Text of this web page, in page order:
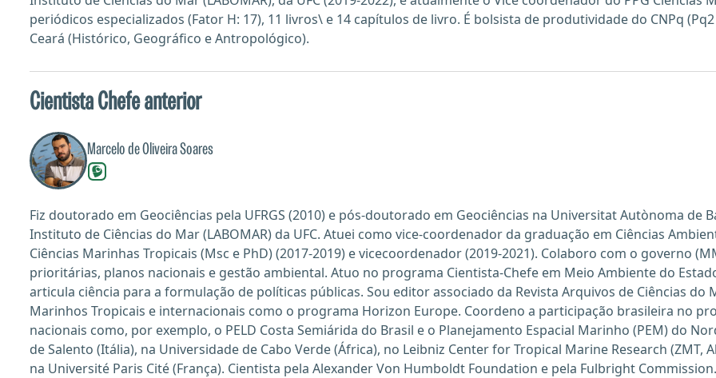
periódicos especializados (Fator H: 17), 11 livros\ e 14 capítulos de livro. É bolsista de produtividade do CNPq
Ceará (Histórico, Geográfico e Antropológico).
Cientista Chefe anterior
Marcelo de Oliveira Soares
Fiz doutorado em Geociências pela UFRGS (2010) e pós-doutorado em Geociências na Universitat Autònoma de
Instituto de Ciências do Mar (LABOMAR) da UFC. Atuei como vice-coordenador da graduação em Ciências
Ciências Marinhas Tropicais (Msc e PhD) (2017-2019) e vicecoordenador (2019-2021). Colaboro com o governo
prioritárias, planos nacionais e gestão ambiental. Atuo no programa Cientista-Chefe em Meio Ambiente do
articula ciência para a formulação de políticas públicas. Sou editor associado da Revista Arquivos de Ciências do
Marinhos Tropicais e internacionais como o programa Horizon Europe. Coordeno a participação brasileira no
nacionais como, por exemplo, o PELD Costa Semiárida do Brasil e o Planejamento Espacial Marinho (PEM) do
de Salento (Itália), na Universidade de Cabo Verde (África), no Leibniz Center for Tropical Marine Research (ZMT,
na Université Paris Cité (França). Cientista pela Alexander Von Humboldt Foundation e pela Fulbright